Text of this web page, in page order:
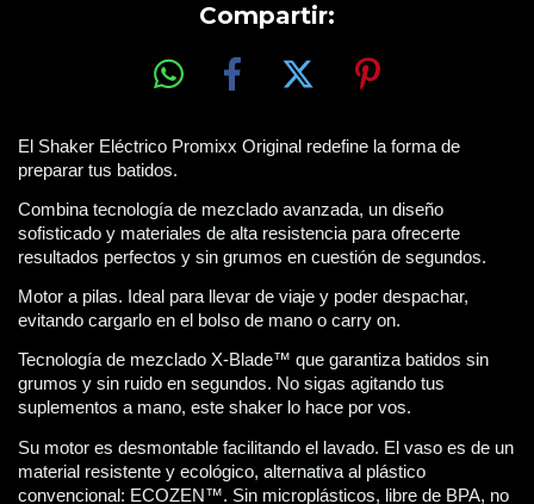
Compartir:
El Shaker Eléctrico Promixx Original redefine la forma de
preparar tus batidos.
Combina tecnología de mezclado avanzada, un diseño
sofisticado y materiales de alta resistencia para ofrecerte
resultados perfectos y sin grumos en cuestión de segundos.
Motor a pilas. Ideal para llevar de viaje y poder despachar,
evitando cargarlo en el bolso de mano o carry on.
Tecnología de mezclado X-Blade™ que garantiza batidos sin
grumos y sin ruido en segundos. No sigas agitando tus
suplementos a mano, este shaker lo hace por vos.
Su motor es desmontable facilitando el lavado. El vaso es de un
material resistente y ecológico, alternativa al plástico
convencional: ECOZEN™. Sin microplásticos, libre de BPA, no